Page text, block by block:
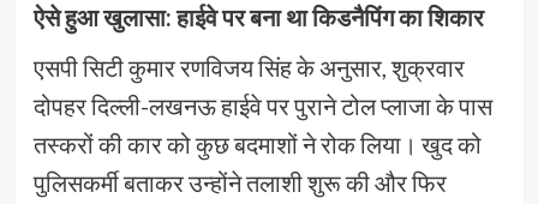
ऐसे हुआ खुलासा: हाईवे पर बना था किडनैपिंग का शिकार
एसपी सिटी कुमार रणविजय सिंह के अनुसार, शुक्रवार
दोपहर दिल्ली-लखनऊ हाईवे पर पुराने टोल प्लाजा के पास
तस्करों की कार को कुछ बदमाशों ने रोक लिया। खुद को
पुलिसकर्मी बताकर उन्होंने तलाशी शुरू की और फिर